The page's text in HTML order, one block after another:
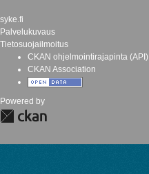
syke.fi
Palvelukuvaus
Tietosuojailmoitus
CKAN ohjelmointirajapinta (API)
CKAN Association
Powered by